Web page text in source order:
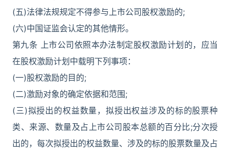
(五)法律法规规定不得参与上市公司股权激励的;
(六)中国证监会认定的其他情形。
第九条 上市公司依照本办法制定股权激励计划的，应当
在股权激励计划中载明下列事项：
(一)股权激励的目的;
(二)激励对象的确定依据和范围;
(三)拟授出的权益数量，拟授出权益涉及的标的股票种
类、来源、数量及占上市公司股本总额的百分比;分次授
出的，每次拟授出的权益数量、涉及的标的股票数量及占